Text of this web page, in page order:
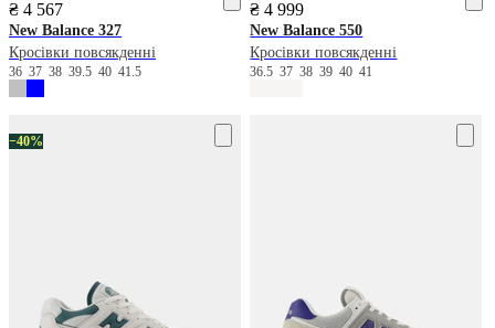
₴ 4 567
New Balance 327
Кросівки повсякденні
36 37 38 39.5 40 41.5
₴ 4 999
New Balance 550
Кросівки повсякденні
36.53738394041
−40%